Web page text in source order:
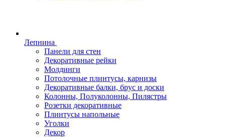
Лепнина
Панели для стен
Декоративные рейки
Молдинги
Потолочные плинтусы, карнизы
Декоративные балки, брус и доски
Колонны, Полуколонны, Пилястры
Розетки декоративные
Плинтусы напольные
Уголки
Декор